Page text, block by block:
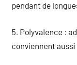
pendant de
5. Polyvalence :
conviennent